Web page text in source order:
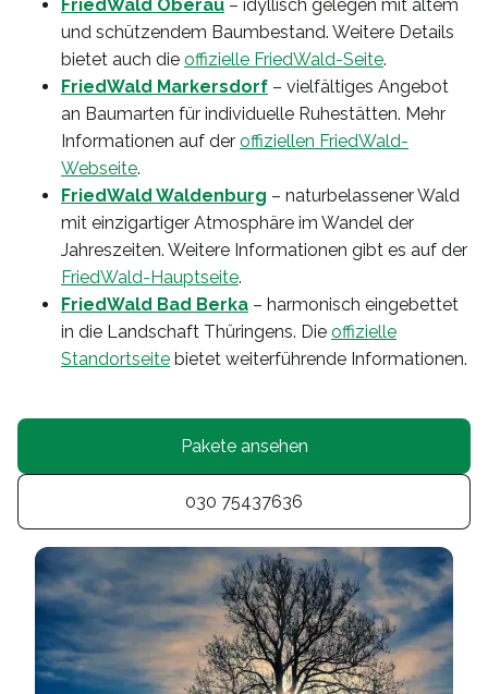
FriedWald Oberau – idyllisch gelegen mit altem
und schützendem Baumbestand. Weitere Details
bietet auch die offizielle FriedWald-Seite.
FriedWald Markersdorf – vielfältiges Angebot
an Baumarten für individuelle Ruhestätten. Mehr
Informationen auf der offiziellen FriedWald-
Webseite.
FriedWald Waldenburg – naturbelassener Wald
mit einzigartiger Atmosphäre im Wandel der
Jahreszeiten. Weitere Informationen gibt es auf der
FriedWald-Hauptseite.
FriedWald Bad Berka – harmonisch eingebettet
in die Landschaft Thüringens. Die offizielle
Standortseite bietet weiterführende Informationen.
Pakete ansehen
030 75437636